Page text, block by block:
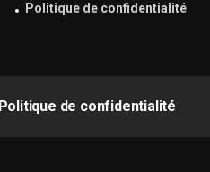
Politique de confidentialité
Politique de confidentialité